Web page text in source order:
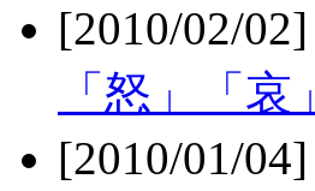
[2010/02/
「怒」「
[2010/01/